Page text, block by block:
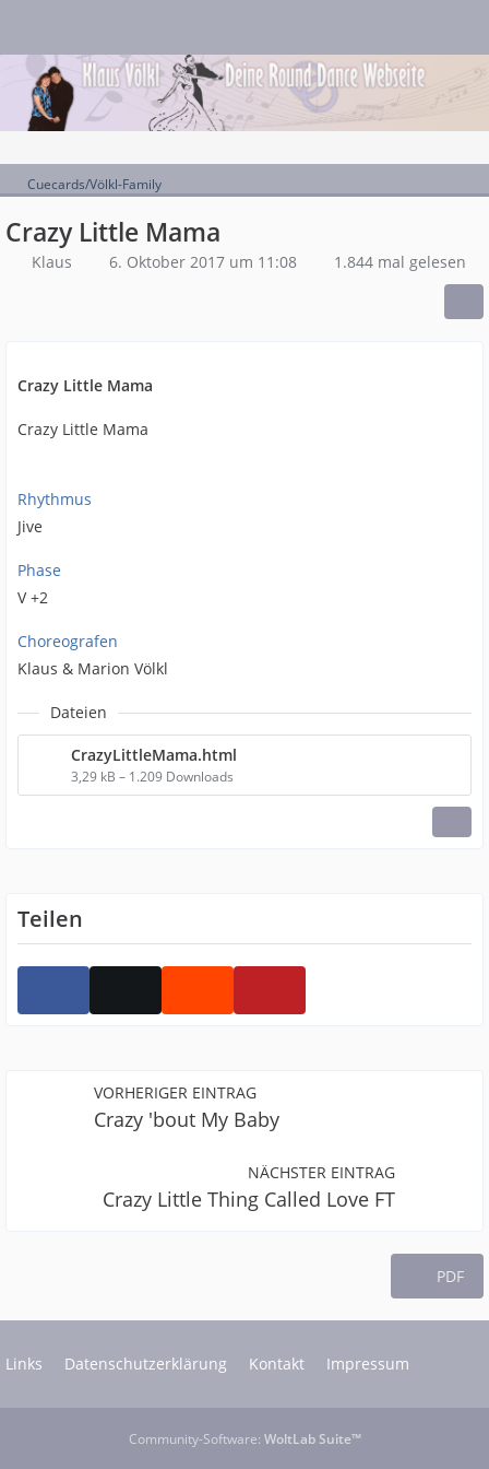
Cuecards/Völkl-Family
Crazy Little Mama
Klaus 6. Oktober 2017 um 11:08 1.844 mal gelesen
Crazy Little Mama
Crazy Little Mama
Rhythmus
Jive
Phase
V +2
Choreografen
Klaus & Marion Völkl
Dateien
CrazyLittleMama.html
3,29 kB – 1.209 Downloads
Teilen
VORHERIGER EINTRAG
Crazy 'bout My Baby
NÄCHSTER EINTRAG
Crazy Little Thing Called Love FT
PDF
Links Datenschutzerklärung Kontakt Impressum
Community-Software: WoltLab Suite™